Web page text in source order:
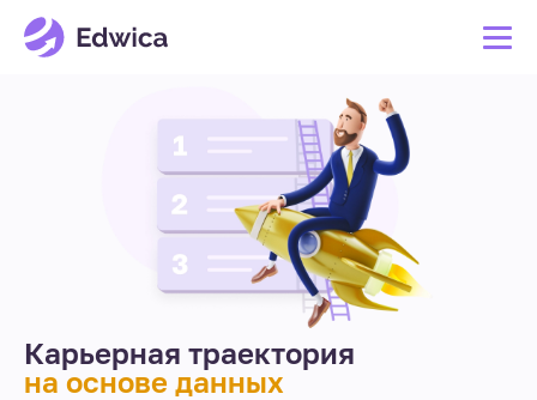
Карьерная траектория
на основе данных